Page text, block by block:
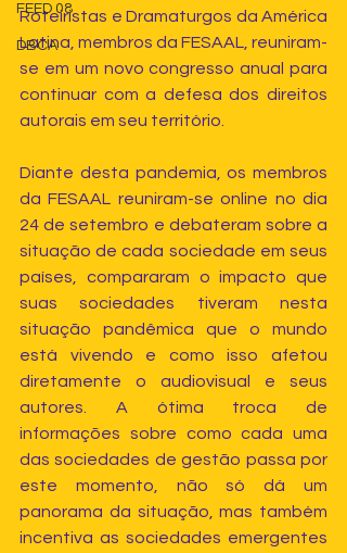
FEED 08
DBCA
Roteiristas e Dramaturgos da América
Latina, membros da FESAAL, reuniram-
se em um novo congresso anual para
continuar com a defesa dos direitos
autorais em seu território.
Diante desta pandemia, os membros
da FESAAL reuniram-se online no dia
24 de setembro e debateram sobre a
situação de cada sociedade em seus
países, compararam o impacto que
suas sociedades tiveram nesta
situação pandêmica que o mundo
está vivendo e como isso afetou
diretamente o audiovisual e seus
autores. A ótima troca de
informações sobre como cada uma
das sociedades de gestão passa por
este momento, não só dá um
panorama da situação, mas também
incentiva as sociedades emergentes